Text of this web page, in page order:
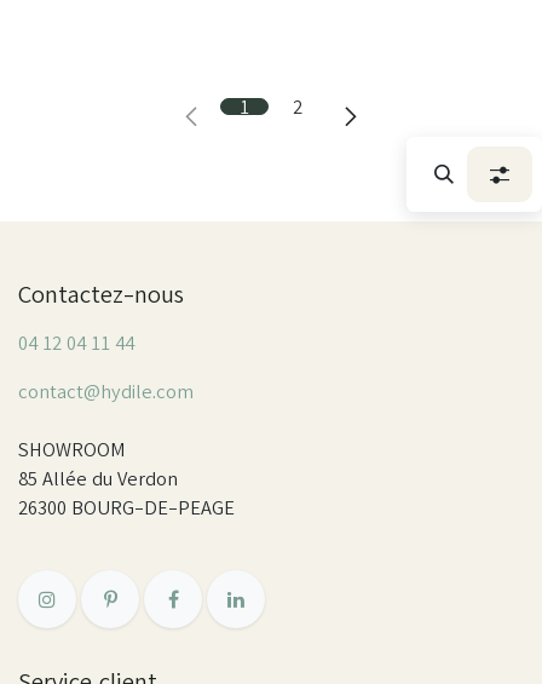
1 2
Contactez-nous
04 12 04 11 44
contact@hydile.com
SHOWROOM
85 Allée du Verdon
26300 BOURG-DE-PEAGE